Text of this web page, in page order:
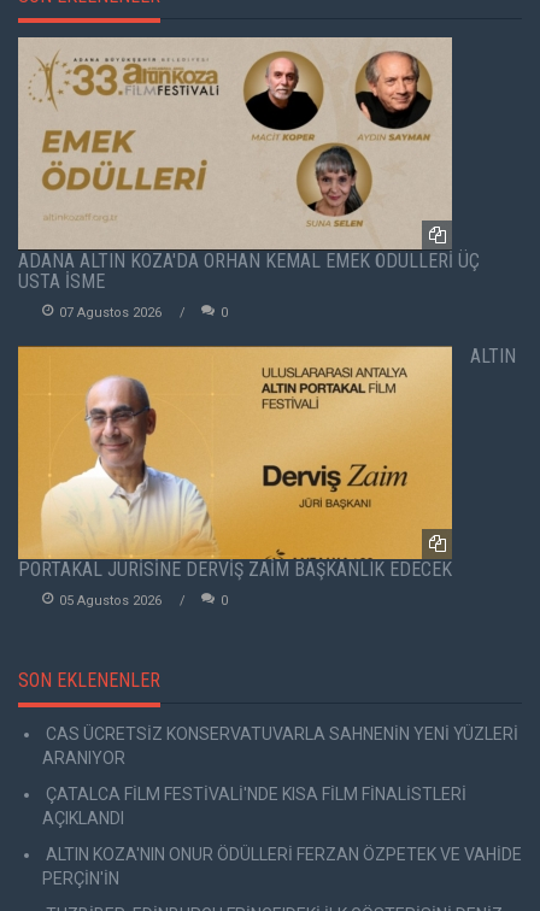
ADANA ALTIN KOZA'DA ORHAN KEMAL EMEK ÖDÜLLERİ ÜÇ
USTA İSME
07 Agustos 2026 0
ALTIN
PORTAKAL JÜRİSİNE DERVİŞ ZAİM BAŞKANLIK EDECEK
05 Agustos 2026 0
SON EKLENENLER
CAS ÜCRETSİZ KONSERVATUVARLA SAHNENİN YENİ YÜZLERİ
ARANIYOR
ÇATALCA FİLM FESTİVALİ'NDE KISA FİLM FİNALİSTLERİ
AÇIKLANDI
ALTIN KOZA'NIN ONUR ÖDÜLLERİ FERZAN ÖZPETEK VE VAHİDE
PERÇİN'İN